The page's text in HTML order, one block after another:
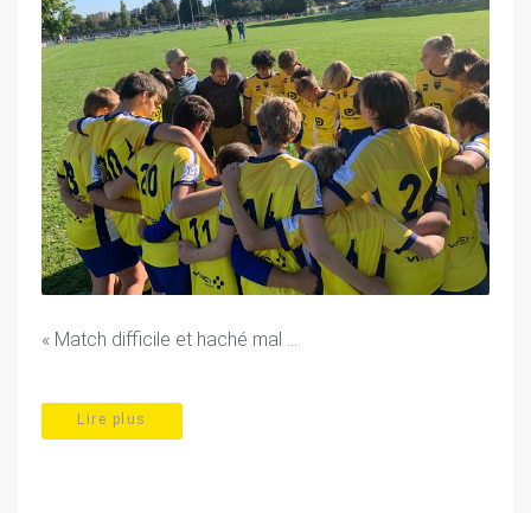
« Match difficile et haché mal ...
Lire plus